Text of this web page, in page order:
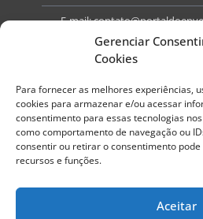
Gerenciar
Cookies
Para fornecer as melhores experiências,
cookies para armazenar e/ou acessar
consentimento para essas tecnologias
como comportamento de navegação ou
consentir ou retirar o consentimento
recursos e funções.
Aceitar
E-mail:
Website:
Todos os direitos